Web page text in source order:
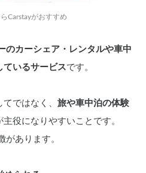
Carstayがおすすめ
のカーシェア・レンタルや車中
ているサービスです。
ではなく、 旅や車中泊の体験
主役になりやすいことです。
があります。